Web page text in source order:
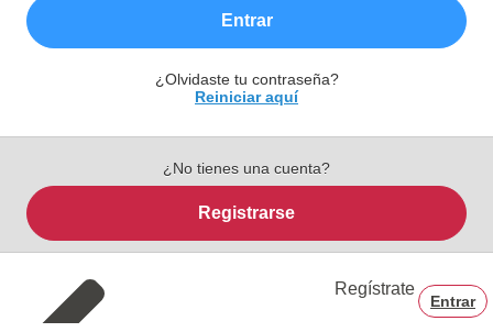
Entrar
¿Olvidaste tu contraseña?
Reiniciar aquí
¿No tienes una cuenta?
Registrarse
Regístrate
Entrar